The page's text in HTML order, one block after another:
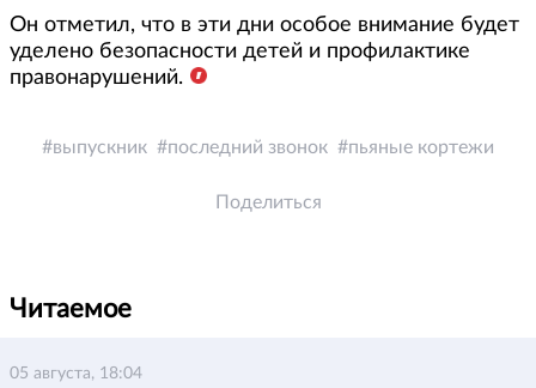
Он отметил, что в эти дни особое внимание будет
уделено безопасности детей и профилактике
правонарушений.
выпускник последний звонок пьяные кортежи
Поделиться
Читаемое
05 августа, 18:04